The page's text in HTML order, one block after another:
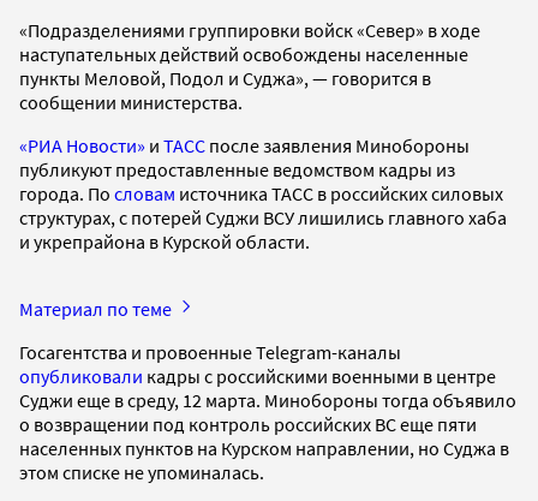
«Подразделениями группировки войск «Север» в ходе
наступательных действий освобождены населенные
пункты Меловой, Подол и Суджа», — говорится в
сообщении министерства.
«РИА Новости» и ТАСС после заявления Минобороны
публикуют предоставленные ведомством кадры из
города. По словам источника ТАСС в российских силовых
структурах, с потерей Суджи ВСУ лишились главного хаба
и укрепрайона в Курской области.
Материал по теме
Госагентства и провоенные Telegram-каналы
опубликовали кадры с российскими военными в центре
Суджи еще в среду, 12 марта. Минобороны тогда объявило
о возвращении под контроль российских ВС еще пяти
населенных пунктов на Курском направлении, но Суджа в
этом списке не упоминалась.